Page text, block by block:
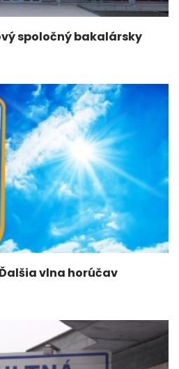
spoločný bakalársky
vlna horúčav